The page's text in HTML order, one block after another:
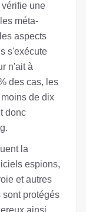
une
méta-
aspects
s'exécute
n'ait à
des cas, les
de dix
donc
la
espions,
et autres
sont protégés
ainsi